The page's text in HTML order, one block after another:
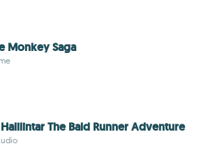
Monkey Saga
Halilintar The Bald Runner Adventure